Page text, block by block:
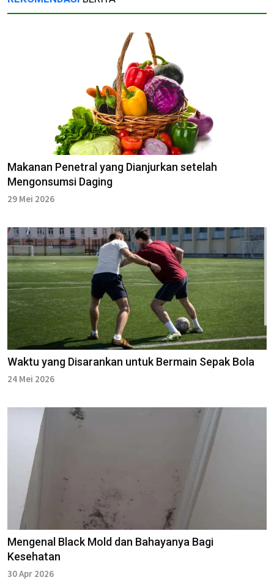
Makanan Penetral yang Dianjurkan setelah
Mengonsumsi Daging
29 Mei 2026
Waktu yang Disarankan untuk Bermain Sepak Bola
24 Mei 2026
Mengenal Black Mold dan Bahayanya Bagi
Kesehatan
30 Apr 2026